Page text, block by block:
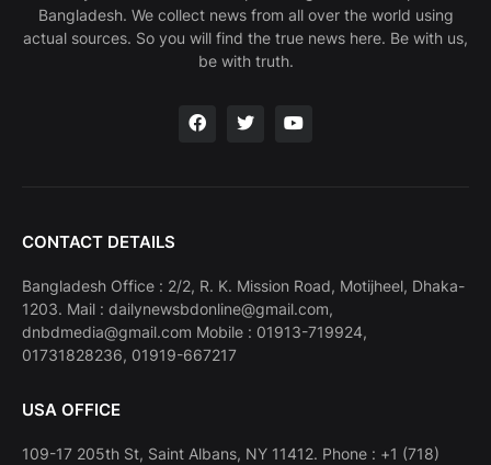
Bangladesh. We collect news from all over the world using
actual sources. So you will find the true news here. Be with us,
be with truth.
CONTACT DETAILS
Bangladesh Office : 2/2, R. K. Mission Road, Motijheel, Dhaka-
1203. Mail : dailynewsbdonline@gmail.com,
dnbdmedia@gmail.com Mobile : 01913-719924,
01731828236, 01919-667217
USA OFFICE
109-17 205th St, Saint Albans, NY 11412. Phone : +1 (718)